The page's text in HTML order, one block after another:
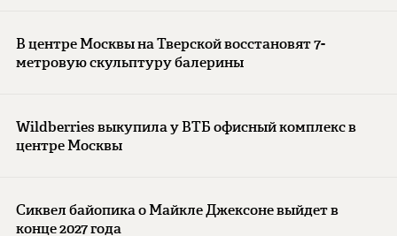
В центре Москвы на Тверской восстановят 7-
метровую скульптуру балерины
Wildberries выкупила у ВТБ офисный комплекс в
центре Москвы
Сиквел байопика о Майкле Джексоне выйдет в
конце 2027 года